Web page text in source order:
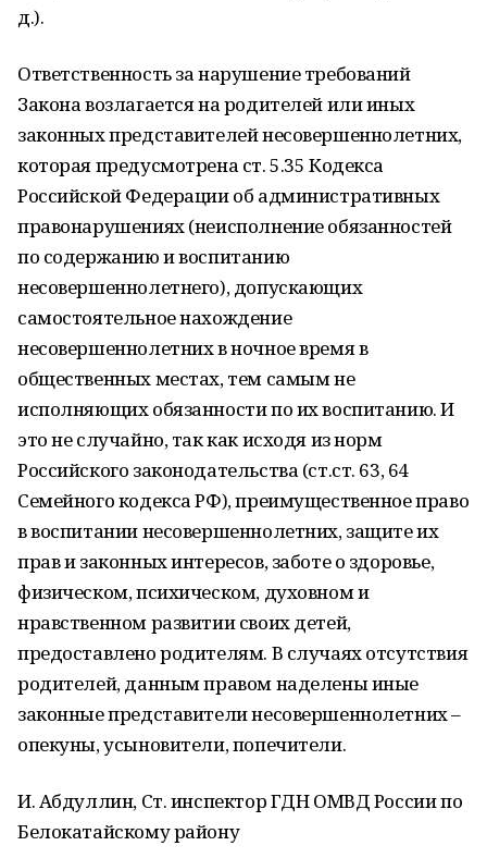
д.).
Ответственность за нарушение требований
Закона возлагается на родителей или иных
законных представителей несовершеннолетних,
которая предусмотрена ст. 5.35 Кодекса
Российской Федерации об административных
правонарушениях (неисполнение обязанностей
по содержанию и воспитанию
несовершеннолетнего), допускающих
самостоятельное нахождение
несовершеннолетних в ночное время в
общественных местах, тем самым не
исполняющих обязанности по их воспитанию. И
это не случайно, так как исходя из норм
Российского законодательства (ст.ст. 63, 64
Семейного кодекса РФ), преимущественное право
в воспитании несовершеннолетних, защите их
прав и законных интересов, заботе о здоровье,
физическом, психическом, духовном и
нравственном развитии своих детей,
предоставлено родителям. В случаях отсутствия
родителей, данным правом наделены иные
законные представители несовершеннолетних –
опекуны, усыновители, попечители.
И. Абдуллин, Ст. инспектор ГДН ОМВД России по
Белокатайскому району